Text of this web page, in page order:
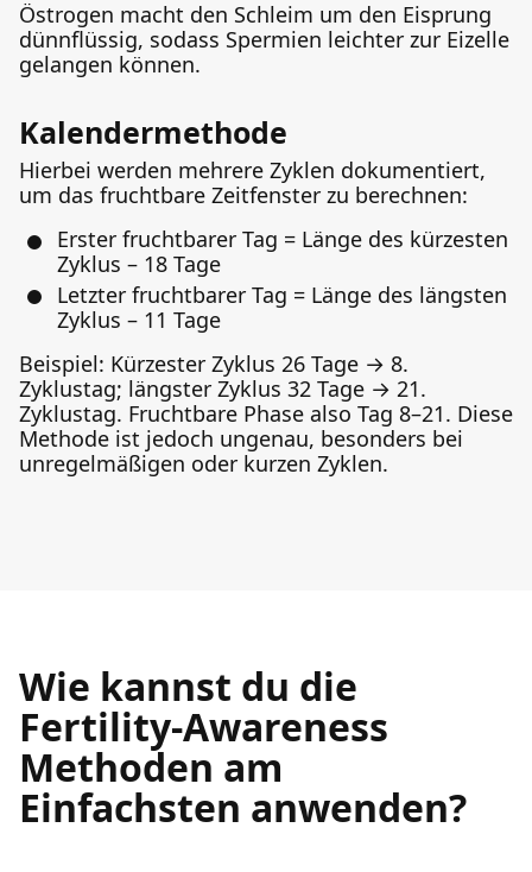
Östrogen macht den Schleim um den Eisprung
dünnflüssig, sodass Spermien leichter zur Eizelle
gelangen können.
Kalendermethode
Hierbei werden mehrere Zyklen dokumentiert,
um das fruchtbare Zeitfenster zu berechnen:
Erster fruchtbarer Tag = Länge des kürzesten
Zyklus – 18 Tage
Letzter fruchtbarer Tag = Länge des längsten
Zyklus – 11 Tage
Beispiel: Kürzester Zyklus 26 Tage → 8.
Zyklustag; längster Zyklus 32 Tage → 21.
Zyklustag. Fruchtbare Phase also Tag 8–21. Diese
Methode ist jedoch ungenau, besonders bei
unregelmäßigen oder kurzen Zyklen.
Wie kannst du die
Fertility-Awareness
Methoden am
Einfachsten anwenden?